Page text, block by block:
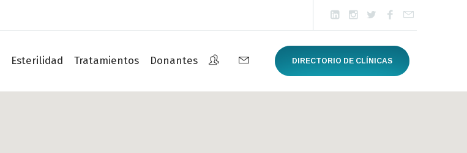
DIRECTORIO DE CLÍNICAS
Esterilidad Tratamientos Donantes